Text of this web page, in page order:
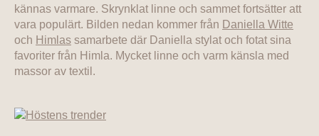
kännas varmare. Skrynklat linne och sammet fortsätter att
vara populärt. Bilden nedan kommer från Daniella Witte
och Himlas samarbete där Daniella stylat och fotat sina
favoriter från Himla. Mycket linne och varm känsla med
massor av textil.